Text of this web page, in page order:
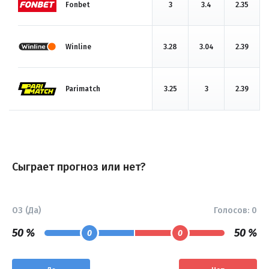
Fonbet 3 3.4 2.35
Winline 3.28 3.04 2.39
Parimatch 3.25 3 2.39
Сыграет прогноз или нет?
ОЗ (Да) Голосов: 0
50 % 0 0 50 %